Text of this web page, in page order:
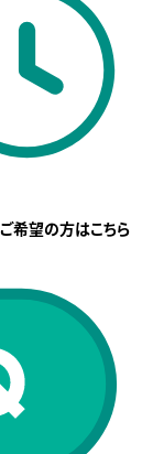
希望の方はこちら